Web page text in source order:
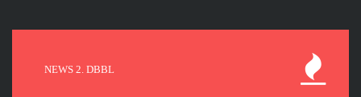
NEWS 2. DBBL